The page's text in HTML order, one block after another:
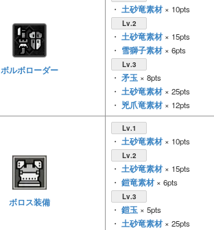
ボルボローダー
・ 土砂竜素材 × 10pts
Lv.2
・ 土砂竜素材 × 15pts
・ 雪獅子素材 × 6pts
Lv.3
・ 矛玉 × 8pts
・ 土砂竜素材 × 25pts
・ 兇爪竜素材 × 12pts
ボロス装備
Lv.1
・ 土砂竜素材 × 10pts
Lv.2
・ 土砂竜素材 × 15pts
・ 鎧竜素材 × 6pts
Lv.3
・ 鎧玉 × 5pts
・ 土砂竜素材 × 25pts